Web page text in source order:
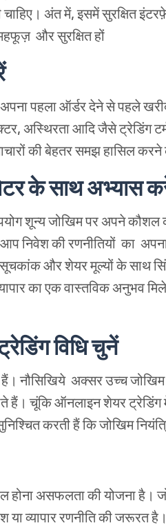
चाहिए। अंतमें,इसमेंसुरक्षित
औरसुरक्षितहों
अपनापहलाऑर्डरदेनेसेपहले
, अस्थिरताआदिजैसेट्रेडिंग
कीबेहतरसमझहासिलकरने
केसाथअभ्यास
शून्यजोखिमपरअपनेकौशल
आपनिवेश कीरणनीतियों का
सूचकांकऔरशेयरमूल्योंकेसाथ
काएकवास्तविकअनुभव
विधिचुनें
हैं। नौसिखिये अक्सरउच्चजोखिम
हैं। चूंकिऑनलाइनशेयरट्रेडिंग
करतीहैंकिजोखिम
होना असफलता कीयोजनाहै।
याव्यापाररणनीतिकीजरूरतहै।